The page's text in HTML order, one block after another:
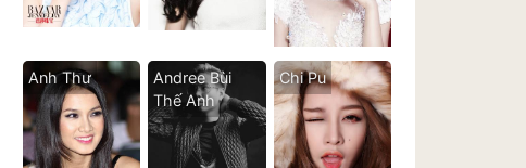
Anh Thư
Andree Bùi
Thế Anh
Chi Pu